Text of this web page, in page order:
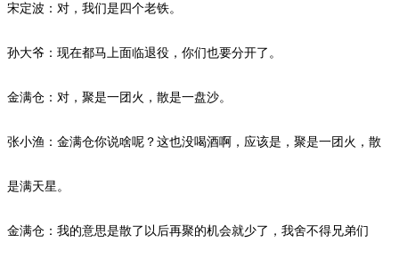
宋定波：对，我们是四个老铁。
孙大爷：现在都马上面临退役，你们也要分开了。
金满仓：对，聚是一团火，散是一盘沙。
张小渔：金满仓你说啥呢？这也没喝酒啊，应该是，聚是一团火，散
是满天星。
金满仓：我的意思是散了以后再聚的机会就少了，我舍不得兄弟们